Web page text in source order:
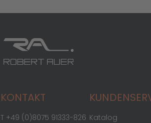
KONTAKT
T +49 (0)8075 91333-826 Katalog